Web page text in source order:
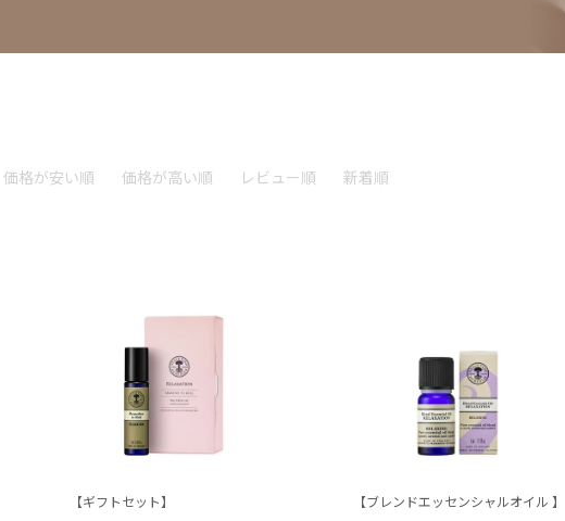
価格が安い順 価格が高い順 レビュー順 新着順
【ギフトセット】 【ブレンドエッセンシャルオイル 】